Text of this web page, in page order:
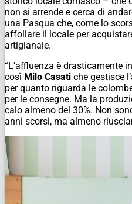
non si arrende e cerca di
una Pasqua che, come lo
affollare il locale per
artigianale.
“L’affluenza è drasticamente
così Milo Casati che gestisce
per quanto riguarda le
per le consegne. Ma la
calo almeno del 30%. Non
anni scorsi, ma almeno